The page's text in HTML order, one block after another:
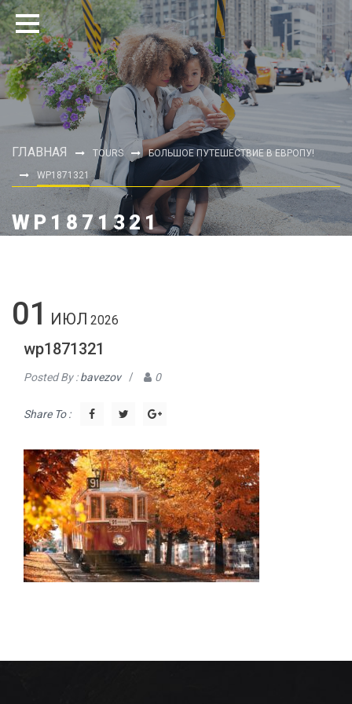
ГЛАВНАЯ TOURS
БОЛЬШОЕ ПУТЕШЕСТВИЕ В ЕВРОПУ!
WP1871321
WP1871321
01 ИЮЛ 2026
wp1871321
Posted By :bavezov / 0
Share To :